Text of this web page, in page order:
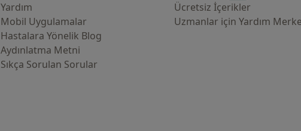
Yardım
Mobil Uygulamalar
Hastalara Yönelik Blog
Aydınlatma Metni
Sıkça Sorulan Sorular
Ücretsiz İçerikler
Uzmanlar için Yardım